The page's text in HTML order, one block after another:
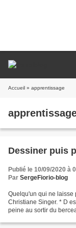
Accueil » apprentissage
Dessiner puis
Publié le 10/09/2020 à
Par SergeFiorio-blog
Quelqu'un qui ne laisse
Christiane Singer. * D
peine au sortir du